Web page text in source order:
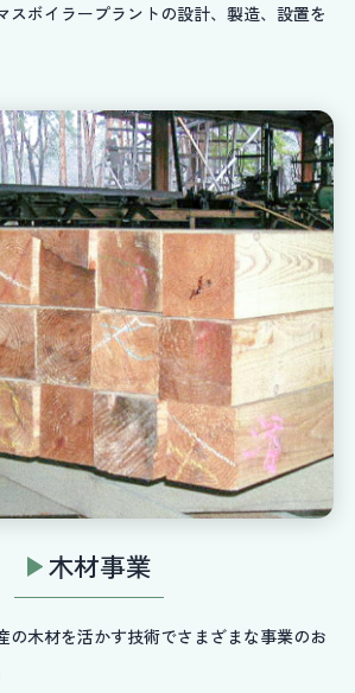
スボイラープラントの設計、製造、設置を
木材事業
の木材を活かす技術でさまざまな事業のお